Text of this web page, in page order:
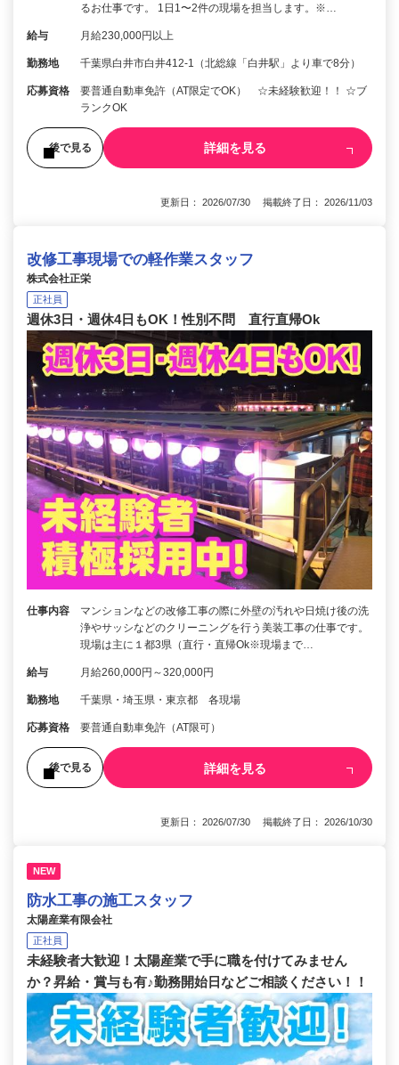
るお仕事です。 1日1〜2件の現場を担当します。※…
給与 月給230,000円以上
勤務地 千葉県白井市白井412-1（北総線「白井駅」より車で8分）
応募資格
要普通自動車免許（AT限定でOK） ☆未経験歓迎！！ ☆ブ
ランクOK
後で見る 詳細を見る
更新日： 2026/07/30 掲載終了日： 2026/11/03
改修工事現場での軽作業スタッフ
株式会社正栄
正社員
週休3日・週休4日もOK！性別不問 直行直帰Ok
仕事内容
マンションなどの改修工事の際に外壁の汚れや日焼け後の洗
浄やサッシなどのクリーニングを行う美装工事の仕事です。
現場は主に１都3県（直行・直帰Ok※現場まで…
給与 月給260,000円～320,000円
勤務地 千葉県・埼玉県・東京都 各現場
応募資格 要普通自動車免許（AT限可）
後で見る 詳細を見る
更新日： 2026/07/30 掲載終了日： 2026/10/30
NEW
防水工事の施工スタッフ
太陽産業有限会社
正社員
未経験者大歓迎！太陽産業で手に職を付けてみません
か？昇給・賞与も有♪勤務開始日などご相談ください！！